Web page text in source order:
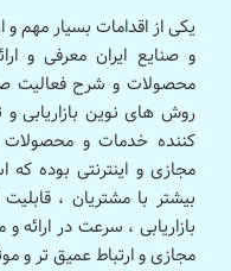
یکی از اقدامات بسیار
و صنایع ایران معرفی و
محصولات و شرح فعالیت
روش های نوین بازاریابی و
کننده خدمات و محصولات
مجازی و اینترنتی بوده که
بیشتر با مشتریان ،
بازاریابی ، سرعت در
مجازی و ارتباط عمیق تر و